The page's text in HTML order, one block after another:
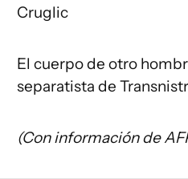
Cruglic
El cuerpo de otro
separatista de
(Con información de